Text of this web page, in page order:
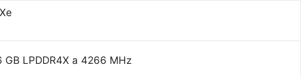
GB LPDDR4X a 4266 MHz